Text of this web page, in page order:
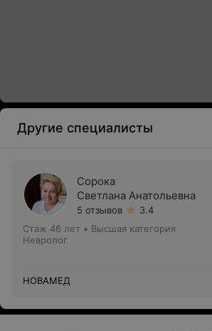
Другие специалисты
Сорока
Светлана Анатольевна
5 отзывов
3.4
Стаж 46 лет • Высшая категория
Невролог
НОВАМЕД